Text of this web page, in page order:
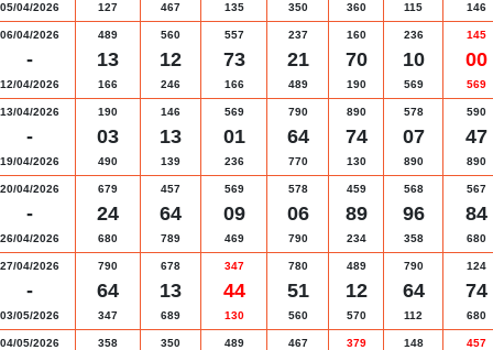
05/04/2026 127 467 135 350 360 115 146
06/04/2026
-
12/04/2026
489
13
166
560
12
246
557
73
166
237
21
489
160
70
190
236
10
569
145
00
569
13/04/2026
-
19/04/2026
190
03
490
146
13
139
569
01
236
790
64
770
890
74
130
578
07
890
590
47
890
20/04/2026
-
26/04/2026
679
24
680
457
64
789
569
09
469
578
06
790
459
89
234
568
96
358
567
84
680
27/04/2026
-
03/05/2026
790
64
347
678
13
689
347
44
130
780
51
560
489
12
570
790
64
112
124
74
680
04/05/2026 358 350 489 467 379 148 457